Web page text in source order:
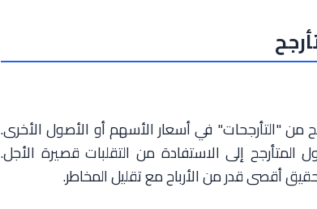
من "التأرجحات" في أسعار الأسهم أو الأصول الأخرى.
المتأرجح إلى الاستفادة من التقلبات قصيرة الأجل.
أقصى قدر من الأرباح مع تقليل المخاطر.